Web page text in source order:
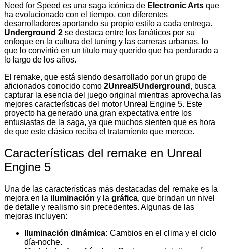
Need for Speed es una saga icónica de Electronic Arts que
ha evolucionado con el tiempo, con diferentes
desarrolladores aportando su propio estilo a cada entrega.
Underground 2 se destaca entre los fanáticos por su
enfoque en la cultura del tuning y las carreras urbanas, lo
que lo convirtió en un título muy querido que ha perdurado a
lo largo de los años.
El remake, que está siendo desarrollado por un grupo de
aficionados conocido como 2Unreal5Underground , busca
capturar la esencia del juego original mientras aprovecha las
mejores características del motor Unreal Engine 5. Este
proyecto ha generado una gran expectativa entre los
entusiastas de la saga, ya que muchos sienten que es hora
de que este clásico reciba el tratamiento que merece.
Características del remake en Unreal
Engine 5
Una de las características más destacadas del remake es la
mejora en la iluminación y la gráfica, que brindan un nivel
de detalle y realismo sin precedentes. Algunas de las
mejoras incluyen:
Iluminación dinámica: Cambios en el clima y el ciclo
día-noche.